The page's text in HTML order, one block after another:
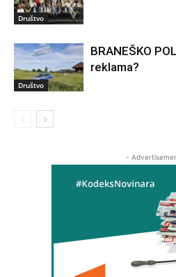
Društvo
Društvo
BRANEŠKO
reklama?
-